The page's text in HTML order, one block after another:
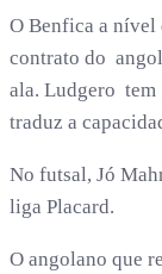
O Benfica a nível
contrato do
ala. Ludgero tem
traduz a
No futsal, Jó
liga Placard.
O angolano que